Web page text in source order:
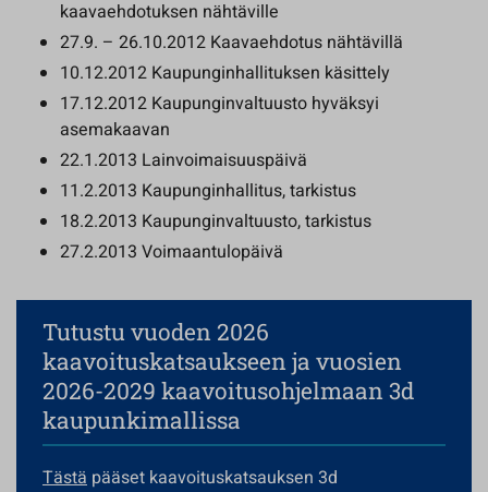
kaavaehdotuksen nähtäville
27.9. – 26.10.2012 Kaavaehdotus nähtävillä
10.12.2012 Kaupunginhallituksen käsittely
17.12.2012 Kaupunginvaltuusto hyväksyi
asemakaavan
22.1.2013 Lainvoimaisuuspäivä
11.2.2013 Kaupunginhallitus, tarkistus
18.2.2013 Kaupunginvaltuusto, tarkistus
27.2.2013 Voimaantulopäivä
Tutustu vuoden 2026
kaavoituskatsaukseen ja vuosien
2026-2029 kaavoitusohjelmaan 3d
kaupunkimallissa
Tästä pääset kaavoituskatsauksen 3d